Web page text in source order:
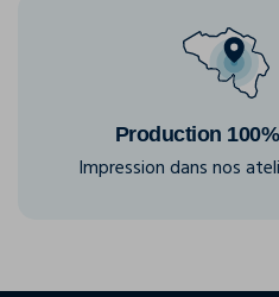
Production
Impression dans nos